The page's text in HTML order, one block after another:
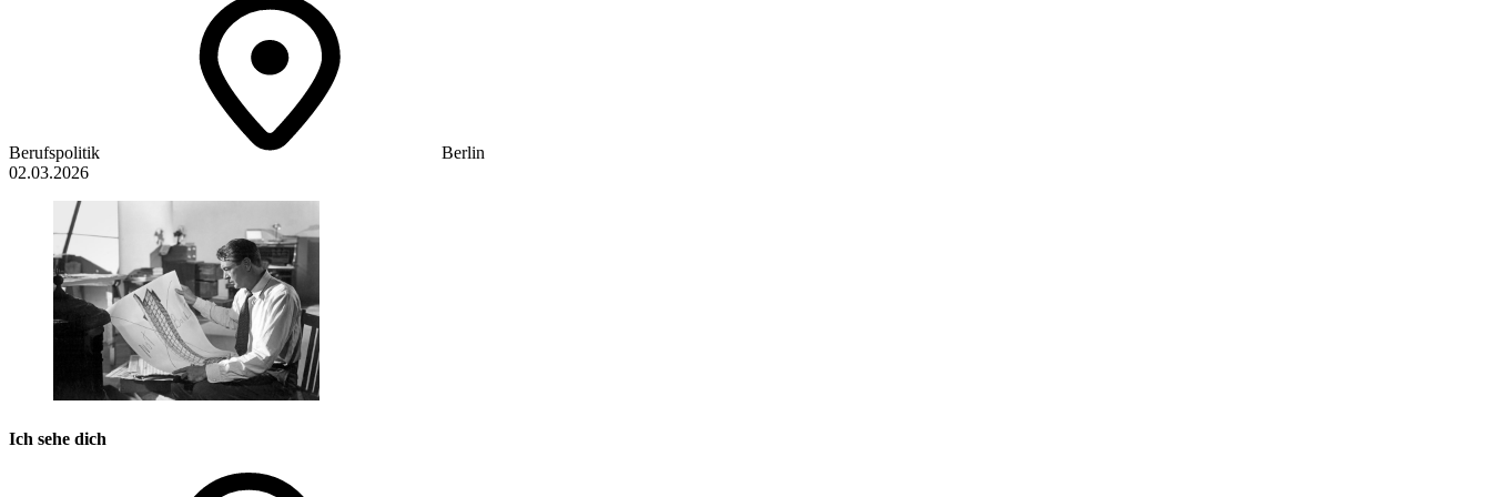
Berufspolitik
Berlin
02.03.2026
Ich sehe dich